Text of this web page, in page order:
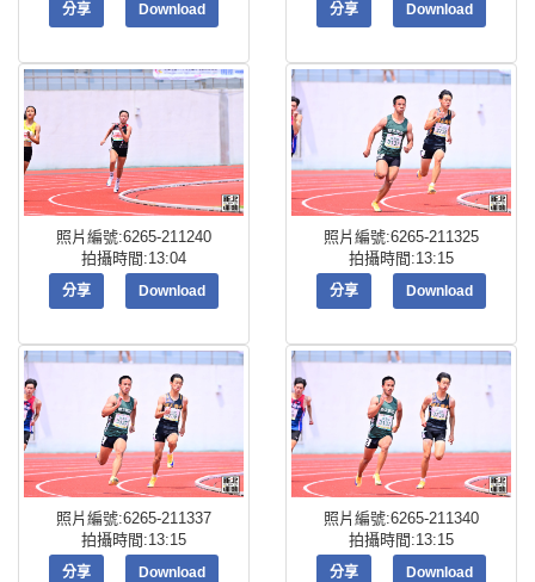
分享 Download 分享 Download
照片編號:6265-211240
拍攝時間:13:04
分享 Download
照片編號:6265-211325
拍攝時間:13:15
分享 Download
照片編號:6265-211337
拍攝時間:13:15
分享 Download
照片編號:6265-211340
拍攝時間:13:15
分享 Download